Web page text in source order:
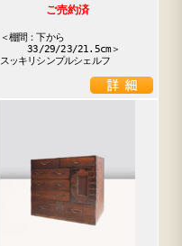
ご売約済
＜棚間：下から
33/29/23/21.5cm＞
スッキリシンプルシェルフ